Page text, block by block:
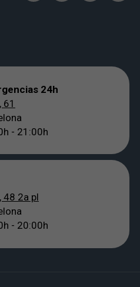
24h
61
- 21:00h
48 2a pl
- 20:00h